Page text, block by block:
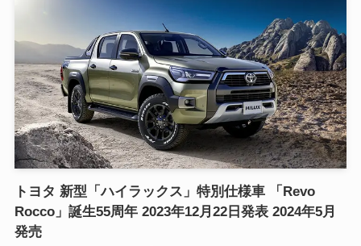
トヨタ 新型「ハイラックス」特別仕様車 「Revo
Rocco」誕生55周年 2023年12月22日発表 2024年5月
発売